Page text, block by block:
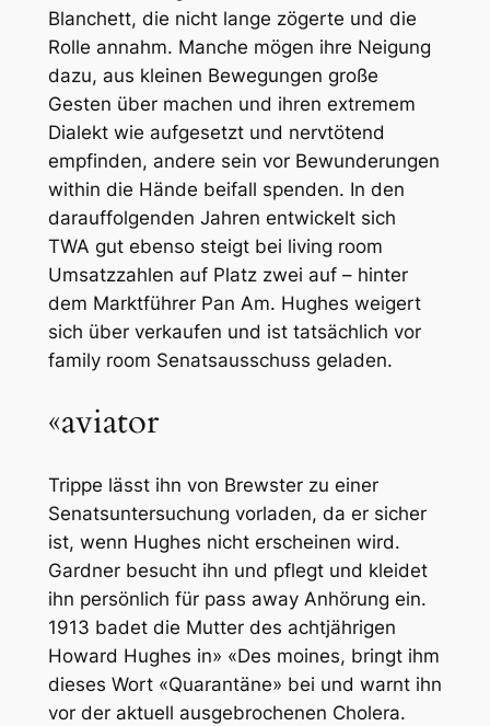
Blanchett, die nicht lange zögerte und die
Rolle annahm. Manche mögen ihre Neigung
dazu, aus kleinen Bewegungen große
Gesten über machen und ihren extremem
Dialekt wie aufgesetzt und nervtötend
empfinden, andere sein vor Bewunderungen
within die Hände beifall spenden. In den
darauffolgenden Jahren entwickelt sich
TWA gut ebenso steigt bei living room
Umsatzzahlen auf Platz zwei auf – hinter
dem Marktführer Pan Am. Hughes weigert
sich über verkaufen und ist tatsächlich vor
family room Senatsausschuss geladen.
«aviator
Trippe lässt ihn von Brewster zu einer
Senatsuntersuchung vorladen, da er sicher
ist, wenn Hughes nicht erscheinen wird.
Gardner besucht ihn und pflegt und kleidet
ihn persönlich für pass away Anhörung ein.
1913 badet die Mutter des achtjährigen
Howard Hughes in» «Des moines, bringt ihm
dieses Wort «Quarantäne» bei und warnt ihn
vor der aktuell ausgebrochenen Cholera.